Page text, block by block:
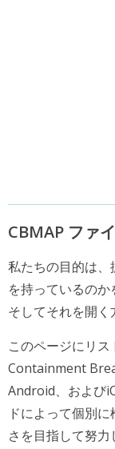
CBMAP ファ
私たちの目的は
を持っているの
そしてそれを開く
このページにリ
Containment
Android、および
ドによって個別
さを目指して努